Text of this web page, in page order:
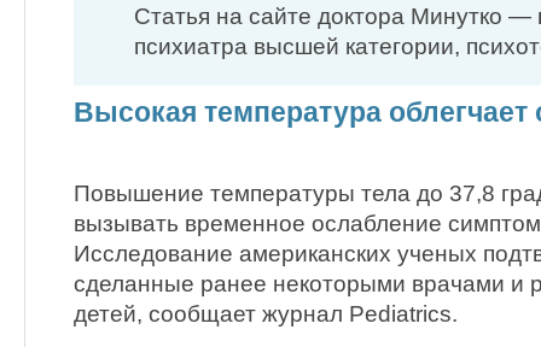
Статья на сайте доктора Минутко
психиатра высшей категории,
Высокая температура
Повышение температуры тела до 37,8
вызывать временное ослабление
Исследование американских ученых
сделанные ранее некоторыми врачами и
детей, сообщает журнал Pediatrics.